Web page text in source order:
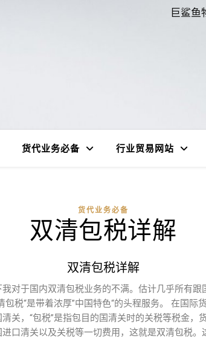
巨鲨鱼
货代业务必备 行业贸易网站
货代业务必备
双清包税详解
双清包税详解
对于国内双清包税业务的不满。估计几乎所有
税“是带着浓厚”中国特色“的头程服务。 在国际
关，“包税”是指包目的国清关时的关税等税金，
口清关以及关税等一切费用，这就是双清包税